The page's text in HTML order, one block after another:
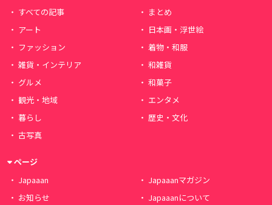
すべての記事
まとめ
アート
日本画・浮世絵
ファッション
着物・和服
雑貨・インテリア
和雑貨
グルメ
和菓子
観光・地域
エンタメ
暮らし
歴史・文化
古写真
ページ
Japaaan
Japaaanマガジン
お知らせ
Japaaanについて